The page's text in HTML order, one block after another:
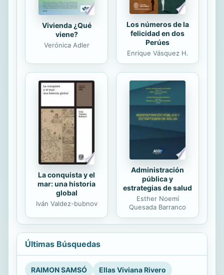
Vivienda ¿Qué
viene?
Verónica Adler
Los números de la
felicidad en dos
Perúes
Enrique Vásquez H.
La conquista y el
mar: una historia
global
Iván Valdez-bubnov
Administración
pública y
estrategias de salud
Esther Noemí
Quesada Barranco
Últimas Búsquedas
RAIMON SAMSÓ
Ellas Viviana Rivero